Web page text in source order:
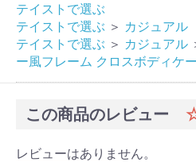
テイストで選ぶ
テイストで選ぶ ＞ カジュアル
テイストで選ぶ ＞ カジュアル
ー風フレーム クロスボディケ
この商品のレビュー
レビューはありません。